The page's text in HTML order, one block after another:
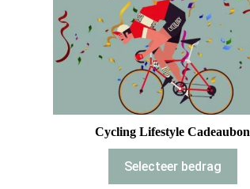
Cycling Lifestyle Cadeaubon
Selecteer bedrag